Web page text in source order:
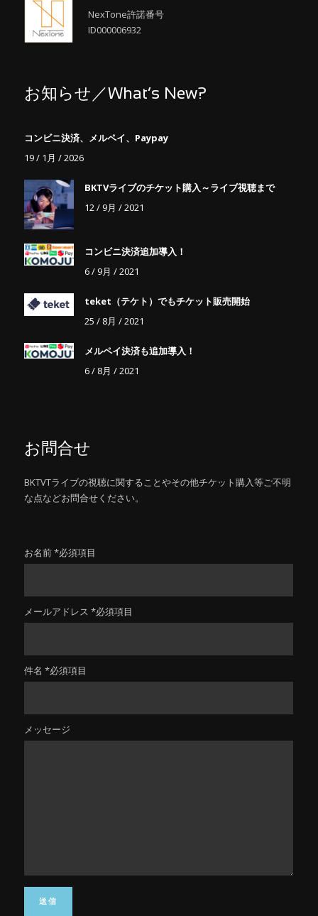
NexTone許諾番号
ID000006932
お知らせ／What’s New?
コンビニ決済、メルペイ、Paypay
19 / 1月 / 2026
BKTVライブのチケット購入～ライブ視聴まで
12 / 9月 / 2021
コンビニ決済追加導入！
6 / 9月 / 2021
teket（テケト）でもチケット販売開始
25 / 8月 / 2021
メルペイ決済も追加導入！
6 / 8月 / 2021
お問合せ
BKTVTライブの視聴に関することやその他チケット購入等ご不明
な点などお問合せください。
お名前 *必須項目
メールアドレス *必須項目
件名 *必須項目
メッセージ